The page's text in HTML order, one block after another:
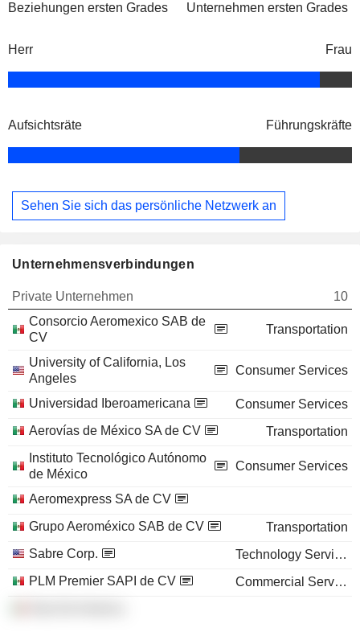
Beziehungen ersten Grades Unternehmen ersten Grades
Herr Frau
Aufsichtsräte Führungskräfte
Sehen Sie sich das persönliche Netzwerk an
Unternehmensverbindungen
Private Unternehmen
10
Consorcio Aeromexico SAB de
CV
Transportation
University of California, Los
Angeles
Consumer Services
Universidad Iberoamericana
Consumer Services
Aerovías de México SA de CV
Transportation
Instituto Tecnológico Autónomo
de México
Consumer Services
Aeromexpress SA de CV
Grupo Aeroméxico SAB de CV
Transportation
Sabre Corp.
Technology Services
PLM Premier SAPI de CV
Commercial Services